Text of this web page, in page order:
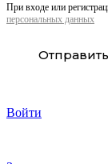
При входе или
персональных данных
Войти